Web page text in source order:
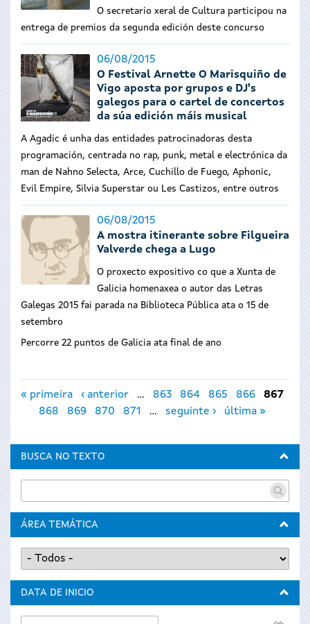
O secretario xeral de Cultura participou na
entrega de premios da segunda edición deste concurso
06/08/2015
O Festival Arnette O Marisquiño de
Vigo aposta por grupos e DJ's
galegos para o cartel de concertos
da súa edición máis musical
A Agadic é unha das entidades patrocinadoras desta
programación, centrada no rap, punk, metal e electrónica da
man de Nahno Selecta, Arce, Cuchillo de Fuego, Aphonic,
Evil Empire, Silvia Superstar ou Les Castizos, entre outros
06/08/2015
A mostra itinerante sobre Filgueira
Valverde chega a Lugo
O proxecto expositivo co que a Xunta de
Galicia homenaxea o autor das Letras
Galegas 2015 fai parada na Biblioteca Pública ata o 15 de
setembro
Percorre 22 puntos de Galicia ata final de ano
Páxinas
« primeira ‹ anterior … 863 864 865 866
867
868
869 870 871 … seguinte › última »
BUSCA NO TEXTO
ÁREA TEMÁTICA
DATA DE INICIO